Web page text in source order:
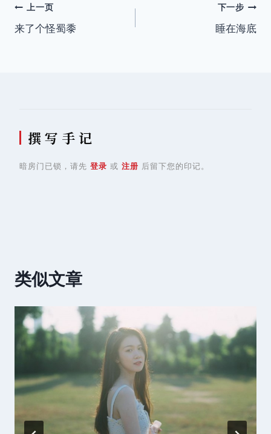
文
章
上一页
来了个怪蜀黍
下一步
睡在海底
撰 写 手 记
暗房门已锁，请先 登录 或 注册 后留下您的印记。
类似文章